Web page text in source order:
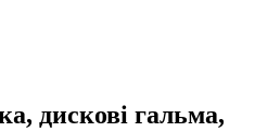
дискові гальма,